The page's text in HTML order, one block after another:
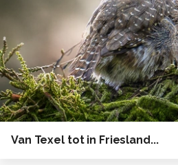
Van Texel tot in Friesland...